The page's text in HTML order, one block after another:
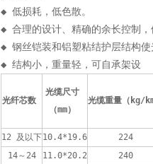
◆ 低损耗，低色散。
◆ 合理的设计、精确的余长控制，
◆ 钢丝铠装和铝塑粘结护层结构使
◆ 结构小，重量轻，可自承架设
光纤芯数
光缆尺寸
（mm）
光缆重量（kg/km
12 及以下10.4*19.6 224
14～24
11.0*20.2 240